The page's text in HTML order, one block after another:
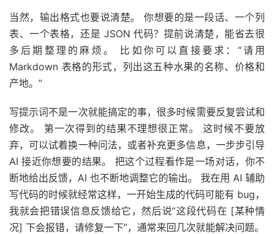
当然，输出格式也要说清楚。 你想要的是一段话、一个列
表、一个表格，还是 JSON 代码？提前说清楚，能省去很
多后期整理的麻烦。 比如你可以直接要求：“请用
Markdown 表格的形式，列出这五种水果的名称、价格和
产地。”
写提示词不是一次就能搞定的事，很多时候需要反复尝试和
修改。 第一次得到的结果不理想很正常。 这时候不要放
弃，可以试着换一种问法，或者补充更多信息，一步步引导
AI 接近你想要的结果。 把这个过程看作是一场对话，你不
断地给出反馈，AI 也不断地调整它的输出。 我在用 AI 辅助
写代码的时候就经常这样，一开始生成的代码可能有 bug，
我就会把错误信息反馈给它，然后说“这段代码在 [某种情
况] 下会报错，请修复一下”，通常来回几次就能解决问题。